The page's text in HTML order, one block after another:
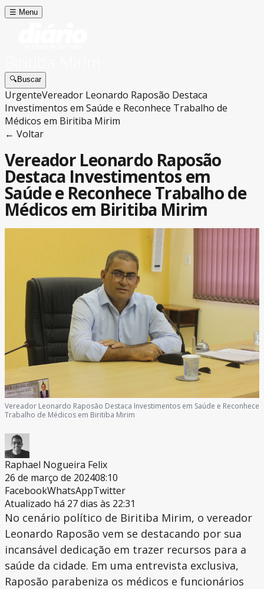
☰ Menu
🔍Buscar
UrgenteVereador Leonardo Raposão Destaca
Investimentos em Saúde e Reconhece Trabalho de
Médicos em Biritiba Mirim
← Voltar
Vereador Leonardo Raposão
Destaca Investimentos em
Saúde e Reconhece Trabalho de
Médicos em Biritiba Mirim
Vereador Leonardo Raposão Destaca Investimentos em Saúde e Reconhece
Trabalho de Médicos em Biritiba Mirim
Raphael Nogueira Felix
26 de março de 202408:10
FacebookWhatsAppTwitter
Atualizado há 27 dias às 22:31
No cenário político de Biritiba Mirim, o vereador
Leonardo Raposão vem se destacando por sua
incansável dedicação em trazer recursos para a
saúde da cidade. Em uma entrevista exclusiva,
Raposão parabeniza os médicos e funcionários